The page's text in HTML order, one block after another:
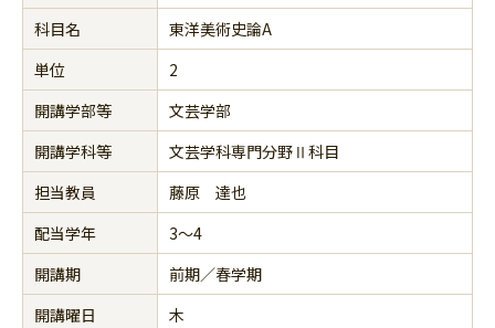
科目名
東洋美術史論A
単位
2
開講学部等
文芸学部
開講学科等
文芸学科専門分野Ⅱ科目
担当教員
藤原 達也
配当学年
3～4
開講期
前期／春学期
開講曜日
木